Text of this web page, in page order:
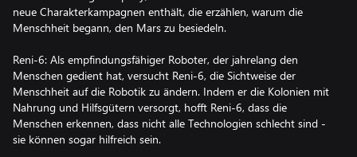
neue Charakterkampagnen enthält, die erzählen, warum die
Menschheit begann, den Mars zu besiedeln.
Reni-6: Als empfindungsfähiger Roboter, der jahrelang den
Menschen gedient hat, versucht Reni-6, die Sichtweise der
Menschheit auf die Robotik zu ändern. Indem er die Kolonien mit
Nahrung und Hilfsgütern versorgt, hofft Reni-6, dass die
Menschen erkennen, dass nicht alle Technologien schlecht sind -
sie können sogar hilfreich sein.